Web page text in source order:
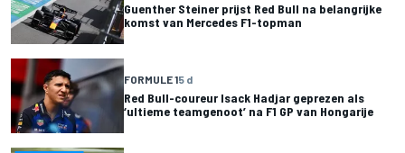
Guenther Steiner prijst Red Bull na belangrijke
komst van Mercedes F1-topman
FORMULE 15 d
Red Bull-coureur Isack Hadjar geprezen als
‘ultieme teamgenoot’ na F1 GP van Hongarije